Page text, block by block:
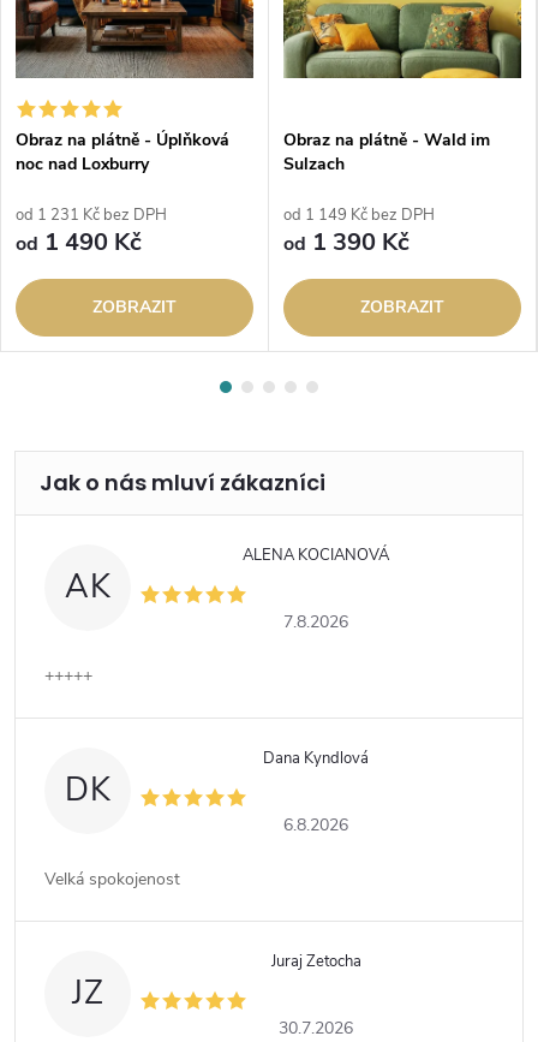
Obraz na plátně - Úplňková
noc nad Loxburry
od 1 231 Kč bez DPH
od 1 490 Kč
ZOBRAZIT
Obraz na plátně - Wald im
Sulzach
od 1 149 Kč bez DPH
od 1 390 Kč
ZOBRAZIT
AK
ALENA KOCIANOVÁ
7.8.2026
+++++
DK
Dana Kyndlová
6.8.2026
Velká spokojenost
JZ
Juraj Zetocha
30.7.2026